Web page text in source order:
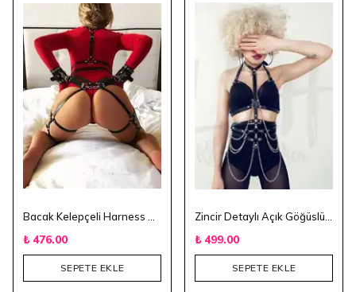
₺ 476.00
SEPETE EKLE
₺ 499.00
SEPETE EKLE